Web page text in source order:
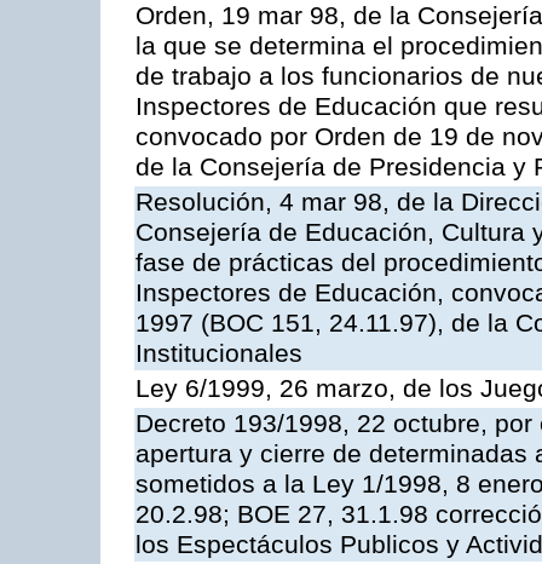
Orden, 19 mar 98, de la
la que se determina el
de trabajo a los funcionarios de
Inspectores de Educación que
convocado por Orden de 19 de
de la Consejería de Presidencia y
Resolución, 4 mar 98, de la
Consejería de Educación, Cultura
fase de prácticas del
Inspectores de Educación,
1997 (BOC 151, 24.11.97), de la
Institucionales
Ley 6/1999, 26 marzo, de los
Decreto 193/1998, 22 octubre,
apertura y cierre de
sometidos a la Ley 1/1998, 8
20.2.98; BOE 27, 31.1.98
los Espectáculos Publicos y